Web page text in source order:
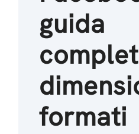
guida
formati